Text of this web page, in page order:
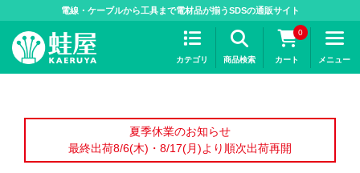
電線・ケーブルから工具まで電材品が揃うSDSの通販サイト
カテゴリ 商品検索
0
カート メニュー
夏季休業のお知らせ
最終出荷8/6(木)・8/17(月)より順次出荷再開